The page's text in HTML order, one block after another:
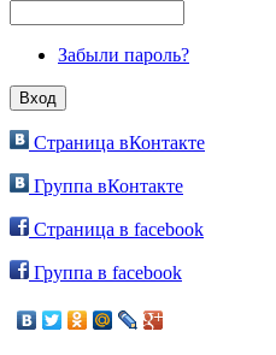
Забыли пароль?
Страница вКонтакте
Группа вКонтакте
Страница в facebook
Группа в facebook